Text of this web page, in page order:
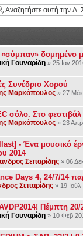
δομημένο
Γουναρίδη » 25 Ιαν
Συνέδριο Χορού
Μαρκόπουλος » 27
σόλο. Στο
Μαρκόπουλος » 23
- Ένα μουσικό
2014
Σεϊταρίδης » 06
Days 4, 24/7/14
Σεϊταρίδης » 19
Γουναρίδη » 10 Φεβ